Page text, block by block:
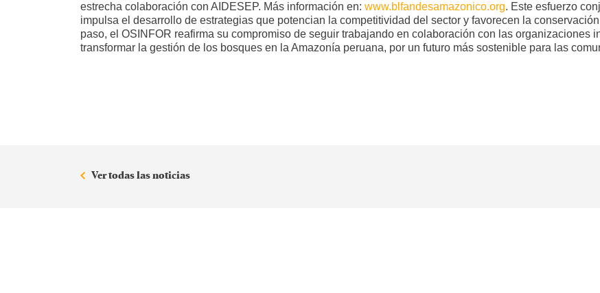
estrecha colaboración con AIDESEP. Más información en: www.blfandesamazonico.org. Este esfuerzo
impulsa el desarrollo de estrategias que potencian la competitividad del sector y favorecen la
paso, el OSINFOR reafirma su compromiso de seguir trabajando en colaboración con las organizaciones
transformar la gestión de los bosques en la Amazonía peruana, por un futuro más sostenible para las
Ver todas las noticias